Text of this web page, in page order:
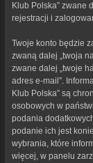
Klub Polska” zwane
rejestracji i
Twoje konto będzie
zwaną dalej „twoja
zwane dalej „twoje
adres e-mail”.
Klub Polska” są
osobowych w
podania
podanie ich jest
wybrania, które
więcej, w panelu